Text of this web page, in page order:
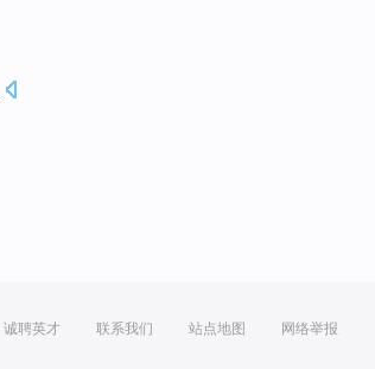
诚聘英才 联系我们 站点地图 网络举报